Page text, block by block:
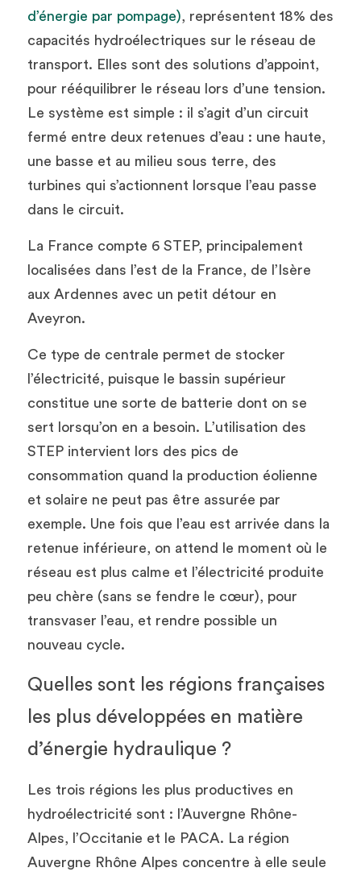
d’énergie par pompage), représentent 18% des
capacités hydroélectriques sur le réseau de
transport. Elles sont des solutions d’appoint,
pour rééquilibrer le réseau lors d’une tension.
Le système est simple : il s’agit d’un circuit
fermé entre deux retenues d’eau : une haute,
une basse et au milieu sous terre, des
turbines qui s’actionnent lorsque l’eau passe
dans le circuit.
La France compte 6 STEP, principalement
localisées dans l’est de la France, de l’Isère
aux Ardennes avec un petit détour en
Aveyron.
Ce type de centrale permet de stocker
l’électricité, puisque le bassin supérieur
constitue une sorte de batterie dont on se
sert lorsqu’on en a besoin. L’utilisation des
STEP intervient lors des pics de
consommation quand la production éolienne
et solaire ne peut pas être assurée par
exemple. Une fois que l’eau est arrivée dans la
retenue inférieure, on attend le moment où le
réseau est plus calme et l’électricité produite
peu chère (sans se fendre le cœur), pour
transvaser l’eau, et rendre possible un
nouveau cycle.
Quelles sont les régions françaises
les plus développées en matière
d’énergie hydraulique ?
Les trois régions les plus productives en
hydroélectricité sont : l’Auvergne Rhône-
Alpes, l’Occitanie et le PACA. La région
Auvergne Rhône Alpes concentre à elle seule